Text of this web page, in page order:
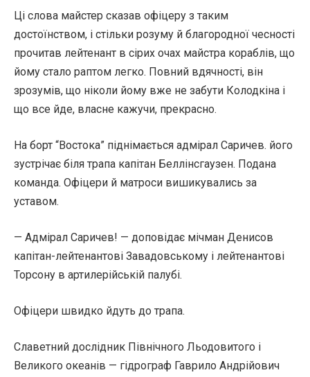
Ці слова майстер сказав офіцеру з таким
достоїнством, і стільки розуму й благородної чесності
прочитав лейтенант в сірих очах майстра кораблів, що
йому стало раптом легко. Повний вдячності, він
зрозумів, що ніколи йому вже не забути Колодкіна і
що все йде, власне кажучи, прекрасно.
На борт “Востока” піднімається адмірал Саричев. його
зустрічає біля трапа капітан Беллінсгаузен. Подана
команда. Офіцери й матроси вишикувались за
уставом.
— Адмірал Саричев! — доповідає мічман Денисов
капітан-лейтенантові Завадовському і лейтенантові
Торсону в артилерійській палубі.
Офіцери швидко йдуть до трапа.
Славетний дослідник Північного Льодовитого і
Великого океанів — гідрограф Гаврило Андрійович